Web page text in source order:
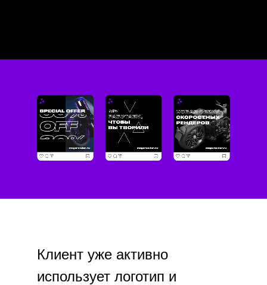
Клиент уже активно
использует логотип и